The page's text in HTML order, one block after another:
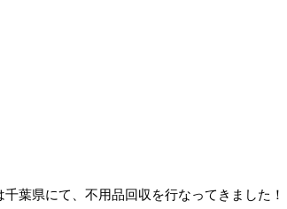
葉県にて、不用品回収を行なってきました！